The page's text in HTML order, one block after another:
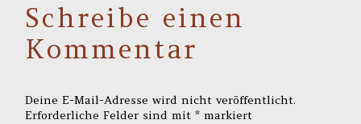
Schreibe einen
Kommentar
Deine E-Mail-Adresse wird nicht veröffentlicht.
Erforderliche Felder sind mit* markiert